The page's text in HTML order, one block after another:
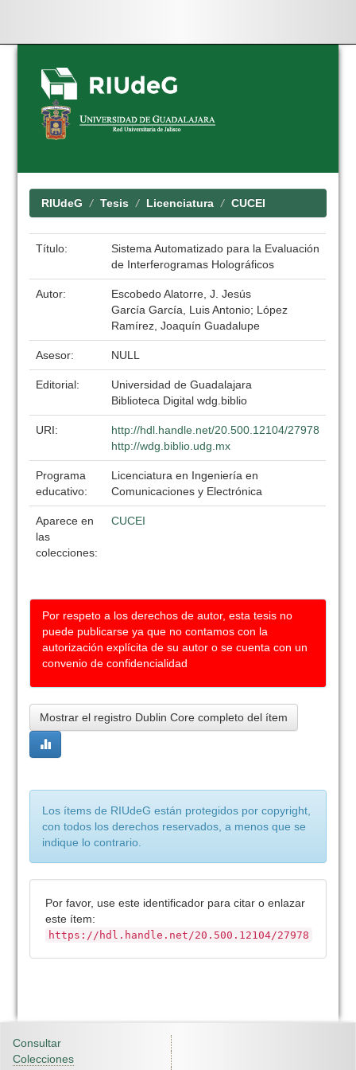
Skip
navigation
RIUdeG Tesis Licenciatura CUCEI
Título:
Sistema Automatizado para la Evaluación
de Interferogramas Holográficos
Autor:
Escobedo Alatorre, J. Jesús
García García, Luis Antonio; López
Ramírez, Joaquín Guadalupe
Asesor: NULL
Editorial:
Universidad de Guadalajara
Biblioteca Digital wdg.biblio
URI:
http://hdl.handle.net/20.500.12104/27978
http://wdg.biblio.udg.mx
Programa
educativo:
Licenciatura en Ingeniería en
Comunicaciones y Electrónica
Aparece en
las
colecciones:
CUCEI
Por respeto a los derechos de autor, esta tesis no
puede publicarse ya que no contamos con la
autorización explícita de su autor o se cuenta con un
convenio de confidencialidad
Mostrar el registro Dublin Core completo del ítem
Los ítems de RIUdeG están protegidos por copyright,
con todos los derechos reservados, a menos que se
indique lo contrario.
Por favor, use este identificador para citar o enlazar
este ítem:
https://hdl.handle.net/20.500.12104/27978
Consultar
Colecciones